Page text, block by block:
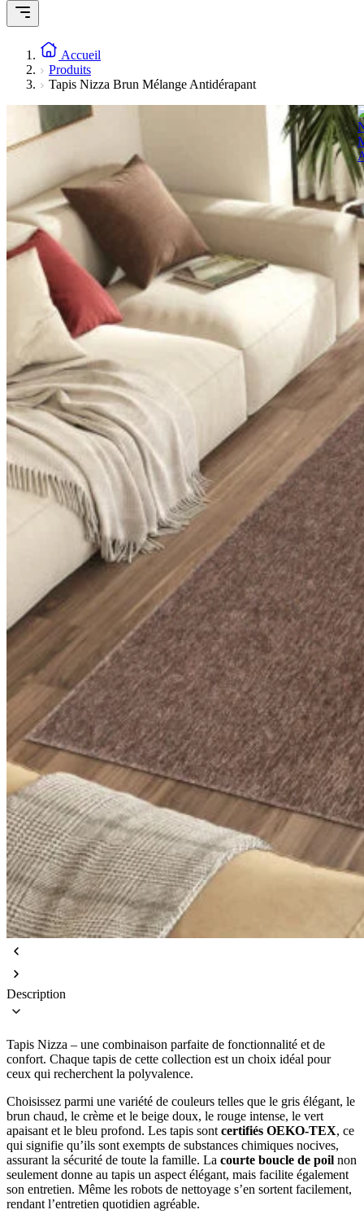
Accueil
Produits
Tapis Nizza Brun Mélange Antidérapant
Description
Tapis Nizza – une combinaison parfaite de fonctionnalité et de
confort. Chaque tapis de cette collection est un choix idéal pour
ceux qui recherchent la polyvalence.
Choisissez parmi une variété de couleurs telles que le gris élégant, le
brun chaud, le crème et le beige doux, le rouge intense, le vert
apaisant et le bleu profond. Les tapis sont certifiés OEKO-TEX, ce
qui signifie qu’ils sont exempts de substances chimiques nocives,
assurant la sécurité de toute la famille. La courte boucle de poil non
seulement donne au tapis un aspect élégant, mais facilite également
son entretien. Même les robots de nettoyage s’en sortent facilement,
rendant l’entretien quotidien agréable.